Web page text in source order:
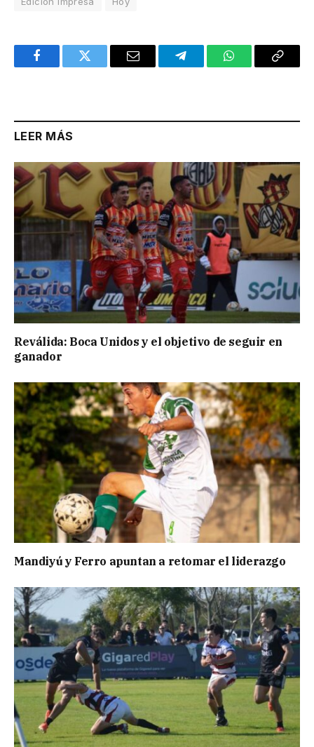
FacebookTwitter Email TelegramWhatsAppCopy
LEER MÁS
Reválida: Boca Unidos y el objetivo de seguir en
ganador
Mandiyú y Ferro apuntan a retomar el liderazgo